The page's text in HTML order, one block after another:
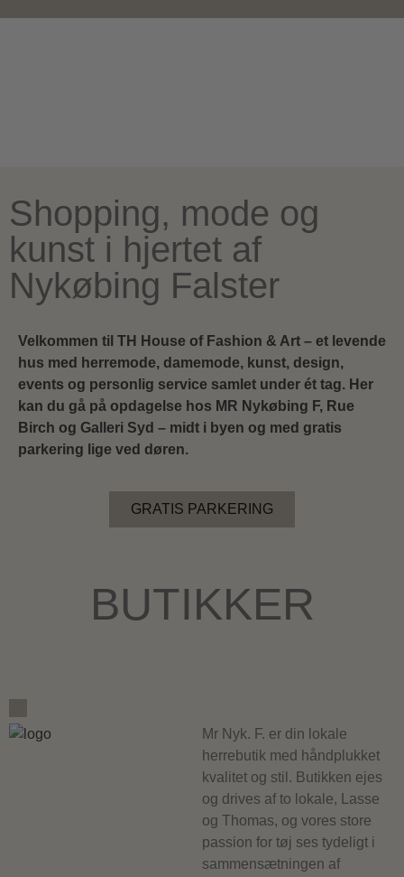
Shopping, mode og
kunst i hjertet af
Nykøbing Falster
Velkommen til TH House of Fashion & Art – et levende
hus med herremode, damemode, kunst, design,
events og personlig service samlet under ét tag. Her
kan du gå på opdagelse hos MR Nykøbing F, Rue
Birch og Galleri Syd – midt i byen og med gratis
parkering lige ved døren.
GRATIS PARKERING
BUTIKKER
Mr Nyk. F. er din lokale
herrebutik med håndplukket
kvalitet og stil. Butikken ejes
og drives af to lokale, Lasse
og Thomas, og vores store
passion for tøj ses tydeligt i
sammensætningen af